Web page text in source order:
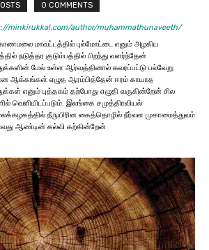
0 COMMENTS
minkirukkal.com/author/muhammathunaveeth/
மாவட்டத்தில் புல்மோட்டை எனும் அழகிய
நடுத்தர குடும்பத்தில் பிறந்து வளர்ந்தேன்
மேல் உள்ள ஆர்வத்தினால் கவரப்பட்டு பல்வேறு
ஆக்கங்கள் எழுத ஆரம்பித்தேன் ஈரம் காயாத
எனும் புத்தகம் தற்போது எழுதி வருகின்றேன் சில
வெளியிடப்படும். இலங்கை சமுத்திரவியல்
நீருயிரின கைத்தொழில் நீர்வள முகாமைத்துவம்
ஆண்டின் கல்வி கற்கின்றேன்